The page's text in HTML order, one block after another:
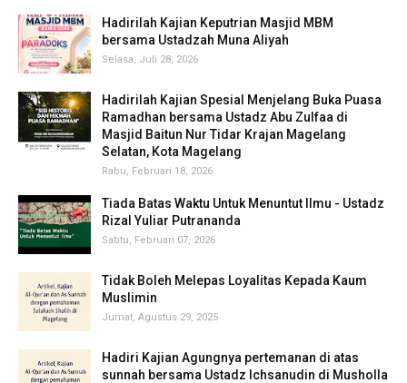
Hadirilah Kajian Keputrian Masjid MBM
bersama Ustadzah Muna Aliyah
Selasa, Juli 28, 2026
Hadirilah Kajian Spesial Menjelang Buka Puasa
Ramadhan bersama Ustadz Abu Zulfaa di
Masjid Baitun Nur Tidar Krajan Magelang
Selatan, Kota Magelang
Rabu, Februari 18, 2026
Tiada Batas Waktu Untuk Menuntut Ilmu - Ustadz
Rizal Yuliar Putrananda
Sabtu, Februari 07, 2026
Tidak Boleh Melepas Loyalitas Kepada Kaum
Muslimin
Jumat, Agustus 29, 2025
Hadiri Kajian Agungnya pertemanan di atas
sunnah bersama Ustadz Ichsanudin di Musholla